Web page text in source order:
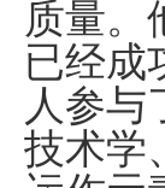
质量。
已经成
人参与
技术学